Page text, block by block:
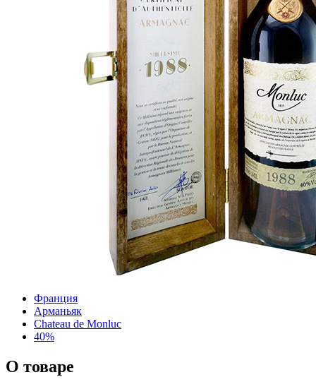
Франция
Арманьяк
Chateau de Monluc
40%
О товаре